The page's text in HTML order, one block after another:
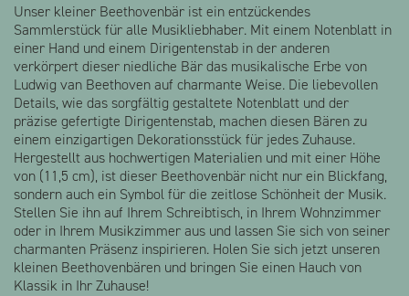
Unser kleiner Beethovenbär ist ein entzückendes
Sammlerstück für alle Musikliebhaber. Mit einem Notenblatt in
einer Hand und einem Dirigentenstab in der anderen
verkörpert dieser niedliche Bär das musikalische Erbe von
Ludwig van Beethoven auf charmante Weise. Die liebevollen
Details, wie das sorgfältig gestaltete Notenblatt und der
präzise gefertigte Dirigentenstab, machen diesen Bären zu
einem einzigartigen Dekorationsstück für jedes Zuhause.
Hergestellt aus hochwertigen Materialien und mit einer Höhe
von (11,5 cm), ist dieser Beethovenbär nicht nur ein Blickfang,
sondern auch ein Symbol für die zeitlose Schönheit der Musik.
Stellen Sie ihn auf Ihrem Schreibtisch, in Ihrem Wohnzimmer
oder in Ihrem Musikzimmer aus und lassen Sie sich von seiner
charmanten Präsenz inspirieren. Holen Sie sich jetzt unseren
kleinen Beethovenbären und bringen Sie einen Hauch von
Klassik in Ihr Zuhause!